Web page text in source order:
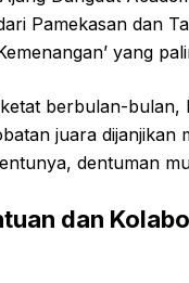
Pamekasan dan
yang
berbulan-bulan,
juara
dentuman
dan